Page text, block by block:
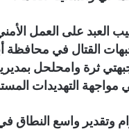
العبد على العمل
القتال في محافظة
ثرة وامحلحل بمديرية
مواجهة التهديدات
وتقدير واسع النطاق